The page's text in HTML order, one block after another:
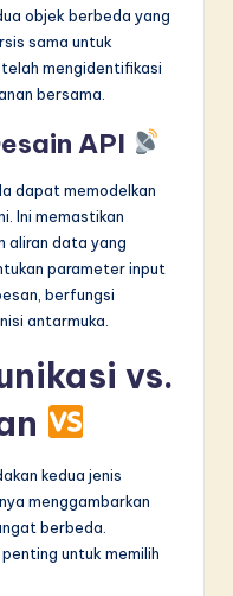
objek berbeda yang
sama untuk
mengidentifikasi
bersama.
API
dapat memodelkan
Ini memastikan
aliran data yang
parameter input
berfungsi
antarmuka.
vs.
kedua jenis
menggambarkan
berbeda.
untuk memilih